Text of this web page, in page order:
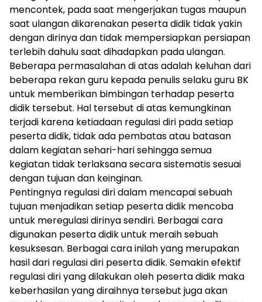
mencontek, pada saat mengerjakan tugas maupun
saat ulangan dikarenakan peserta didik tidak yakin
dengan dirinya dan tidak mempersiapkan persiapan
terlebih dahulu saat dihadapkan pada ulangan.
Beberapa permasalahan di atas adalah keluhan dari
beberapa rekan guru kepada penulis selaku guru BK
untuk memberikan bimbingan terhadap peserta
didik tersebut. Hal tersebut di atas kemungkinan
terjadi karena ketiadaan regulasi diri pada setiap
peserta didik, tidak ada pembatas atau batasan
dalam kegiatan sehari-hari sehingga semua
kegiatan tidak terlaksana secara sistematis sesuai
dengan tujuan dan keinginan.
Pentingnya regulasi diri dalam mencapai sebuah
tujuan menjadikan setiap peserta didik mencoba
untuk meregulasi dirinya sendiri. Berbagai cara
digunakan peserta didik untuk meraih sebuah
kesuksesan. Berbagai cara inilah yang merupakan
hasil dari regulasi diri peserta didik. Semakin efektif
regulasi diri yang dilakukan oleh peserta didik maka
keberhasilan yang diraihnya tersebut juga akan